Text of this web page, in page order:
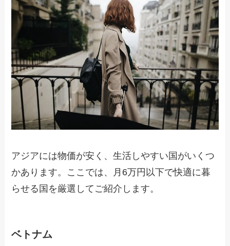
アジアには物価が安く、生活しやすい国がいくつ
かあります。ここでは、月6万円以下で快適に暮
らせる国を厳選してご紹介します。
ベトナム